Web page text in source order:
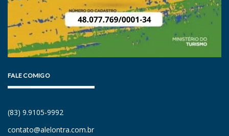
FALE COMIGO
(83) 9.9105-9992
contato@alelontra.com.br